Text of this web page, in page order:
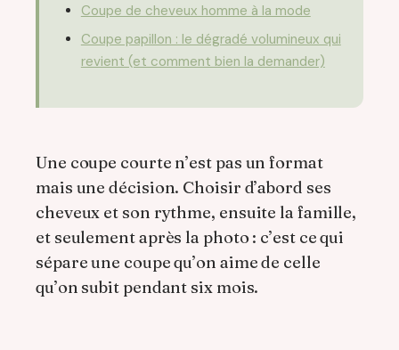
Coupe de cheveux homme à la mode
Coupe papillon : le dégradé volumineux qui
revient (et comment bien la demander)
Une coupe courte n’est pas un format
mais une décision. Choisir d’abord ses
cheveux et son rythme, ensuite la famille,
et seulement après la photo : c’est ce qui
sépare une coupe qu’on aime de celle
qu’on subit pendant six mois.